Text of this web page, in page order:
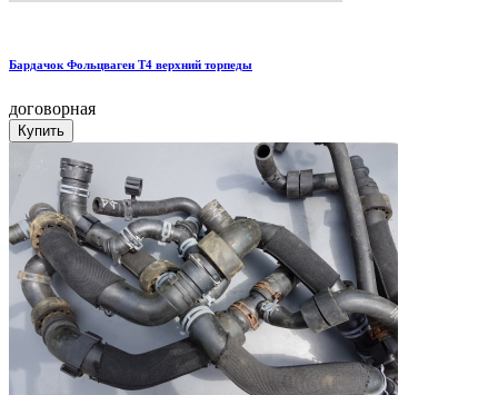
Бардачок Фольцваген Т4 верхний торпеды
договорная